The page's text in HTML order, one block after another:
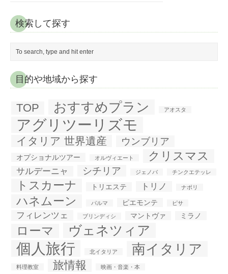
検索して探す
目的や地域から探す
TOP おすすめプラン アオスタ
アグリツーリズモ
イタリア 世界遺産 ウンブリア
オプショナルツアー オルヴィエート クリスマス
サルデーニャ シチリア ジェノバ チンクエテッレ
トスカーナ トリエステ トリノ ナポリ
ハネムーン パルマ ピエモンテ ピサ
フィレンツェ ブリンディシ マントヴァ ミラノ
ローマ ヴェネツィア
個人旅行 北イタリア 南イタリア
料理教室 旅情報 映画・音楽・本